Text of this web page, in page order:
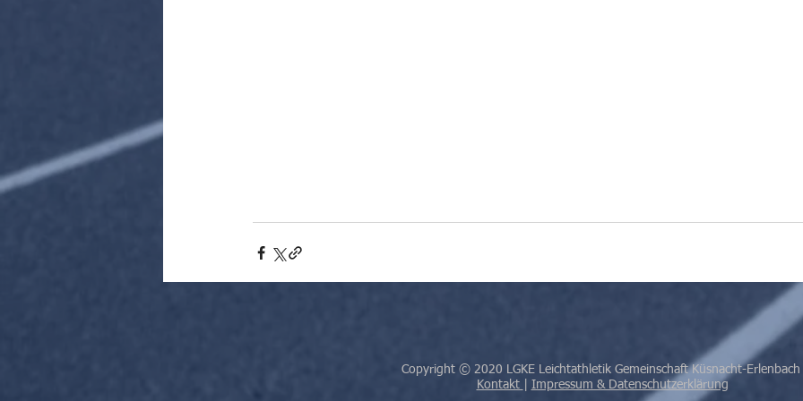
Copyright © 2020 LGKE Leichtathletik Gemeinschaft Küsnacht-Erlenbach
Kontakt
Impressum & Datenschutzerklärung